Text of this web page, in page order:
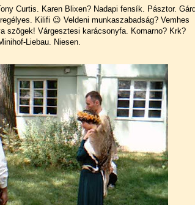
Curtis. Karen Blixen? Nadapi fensík. Pásztor.
Kilifi 😉 Veldeni munkaszabadság? Vemhes
szögek! Várgesztesi karácsonyfa. Komarno? Krk?
Liebau. Niesen.